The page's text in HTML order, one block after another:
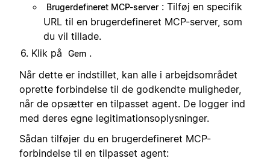
Brugerdefineret MCP-server : Tilføj en specifik
URL til en brugerdefineret MCP-server, som
du vil tillade.
Klik på
Gem .
Når dette er indstillet, kan alle i arbejdsområdet
oprette forbindelse til de godkendte muligheder,
når de opsætter en tilpasset agent. De logger ind
med deres egne legitimationsoplysninger.
Sådan tilføjer du en brugerdefineret MCP-
forbindelse til en tilpasset agent: